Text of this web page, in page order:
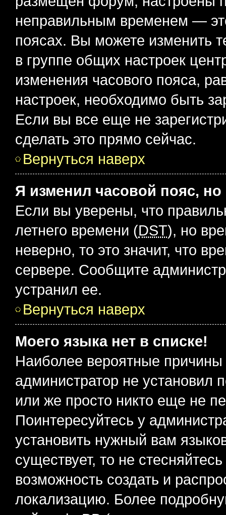
неправильным временем —
поясах. Вы можете изменить
в группе общих настроек
изменения часового пояса,
настроек, необходимо быть
Если вы все еще не
сделать это прямо сейчас.
Вернуться наверх
Я изменил часовой пояс,
Если вы уверены, что
летнего времени (DST), но
неверно, то это значит, что
сервере. Сообщите
устранил ее.
Вернуться наверх
Моего языка нет в списке!
Наиболее вероятные причины
администратор не установил
или же просто никто еще не
Поинтересуйтесь у
установить нужный вам
существует, то не
возможность создать и
локализацию. Более